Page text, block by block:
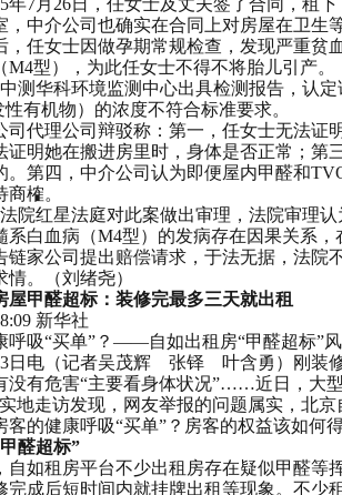
年7月26日，任女士及丈夫签了合同，租
，中介公司也确实在合同上对房屋在卫生
，任女士因做孕期常规检查，发现严重贫
M4型），为此任女士不得不将胎儿引产。
测华科环境监测中心出具检测报告，认
有机物）的浓度不符合标准要求。
司代理公司辩驳称：第一，任女士无法证
证明她在搬进房里时，身体是否正常；第
。第四，中介公司认为即便屋内甲醛和
榷。
院红星法庭对此案做出审理，法院审理
系白血病（M4型）的发病存在因果关系
链家公司提出赔偿请求，于法无据，法院
。（刘绪尧）
屋甲醛超标：装修完最多三天就出租
新华社
呼吸“买单”？——自如出租房“甲醛超标”
日电（记者吴茂辉 张铎 叶含勇）刚装
没有危害“主要看身体状况”……近日，大
地走访发现，网友举报的问题属实，北
客的健康呼吸“买单”？房客的权益该如何
醛超标”
自如租房平台不少出租房存在疑似甲醛等
完成后短时间内就挂牌出租等现象。不少